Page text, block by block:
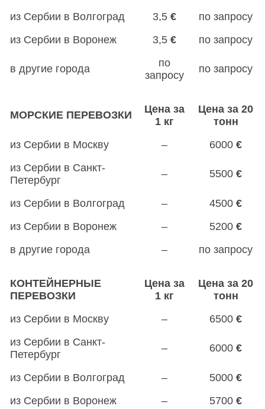
из Сербии в Волгоград 3,5 €
по запросу
из Сербии в Воронеж
3,5 € по запросу
в другие города
по
запросу
по запросу
МОРСКИЕ ПЕРЕВОЗКИ
Цена за
1 кг
Цена за 20
тонн
из Сербии в Москву
– 6000 €
из Сербии в Санкт-
Петербург
– 5500 €
из Сербии в Волгоград – 4500 €
из Сербии в Воронеж
– 5200 €
в другие города
– по запросу
КОНТЕЙНЕРНЫЕ
ПЕРЕВОЗКИ
Цена за
1 кг
Цена за 20
тонн
из Сербии в Москву
– 6500 €
из Сербии в Санкт-
Петербург
– 6000 €
из Сербии в Волгоград – 5000 €
из Сербии в Воронеж
– 5700 €